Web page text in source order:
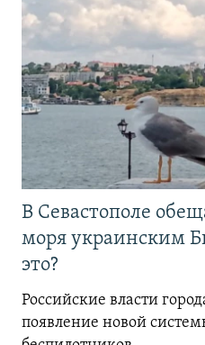
В Севастополе
моря украинским
это?
Российские власти
появление новой